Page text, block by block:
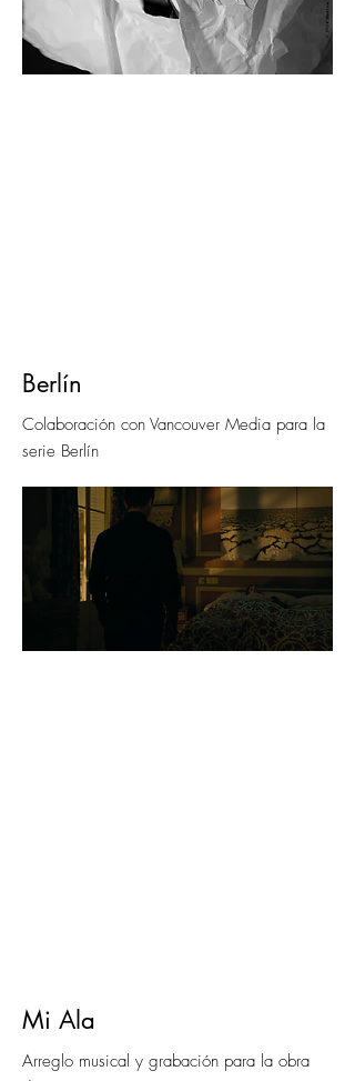
Berlín
Colaboración con Vancouver Media para la
serie Berlín
Mi Ala
Arreglo musical y grabación para la obra